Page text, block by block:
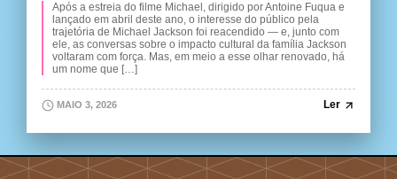
Após a estreia do filme Michael, dirigido por Antoine Fuqua e
lançado em abril deste ano, o interesse do público pela
trajetória de Michael Jackson foi reacendido — e, junto com
ele, as conversas sobre o impacto cultural da família Jackson
voltaram com força. Mas, em meio a esse olhar renovado, há
um nome que […]
MAIO 3, 2026 Ler